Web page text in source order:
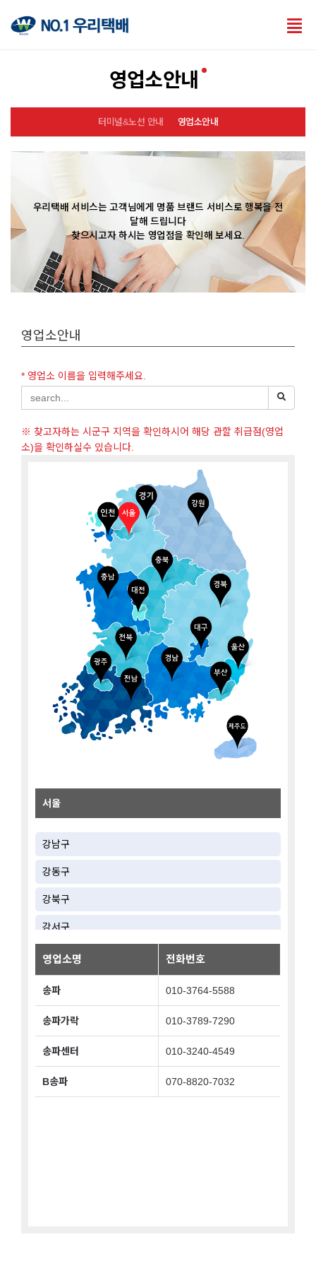
영업소안내
터미널&노선 안내 영업소안내
우리택배 서비스는 고객님에게 명품 브랜드 서비스로 행복을 전
달해 드립니다
찾으시고자 하시는 영업점을 확인해 보세요.
영업소안내
* 영업소 이름을 입력해주세요.
※ 찾고자하는 시군구 지역을 확인하시어 해당 관할 취급점(영업
소)을 확인하실수 있습니다.
서울
강남구
강동구
강북구
강서구
관악구
구로구
금천구
노원구
영업소명 전화번호
송파 010-3764-5588
송파가락 010-3789-7290
송파센터 010-3240-4549
B송파 070-8820-7032